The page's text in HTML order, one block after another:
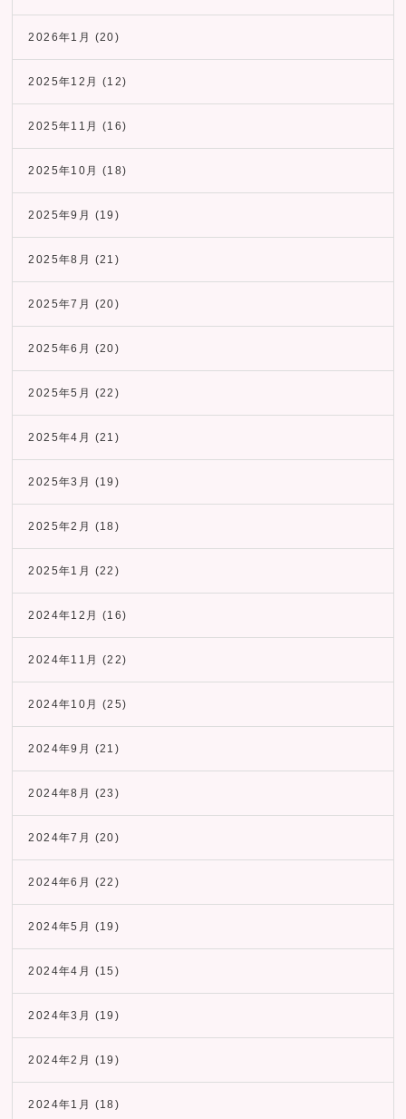
2026年1月 (20)
2025年12月 (12)
2025年11月 (16)
2025年10月 (18)
2025年9月 (19)
2025年8月 (21)
2025年7月 (20)
2025年6月 (20)
2025年5月 (22)
2025年4月 (21)
2025年3月 (19)
2025年2月 (18)
2025年1月 (22)
2024年12月 (16)
2024年11月 (22)
2024年10月 (25)
2024年9月 (21)
2024年8月 (23)
2024年7月 (20)
2024年6月 (22)
2024年5月 (19)
2024年4月 (15)
2024年3月 (19)
2024年2月 (19)
2024年1月 (18)